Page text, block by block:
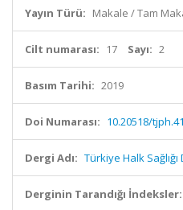
Yayın Türü: Makale / Tam
Cilt numarası: 17 Sayı: 2
Basım Tarihi: 2019
Doi Numarası: 10.20518/
Dergi Adı: Türkiye Halk Sağlığı
Derginin Tarandığı İndeksler: